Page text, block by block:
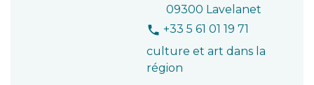
09300 Lavelanet
phone +33 5 61 01 19 71
culture et art dans la
région